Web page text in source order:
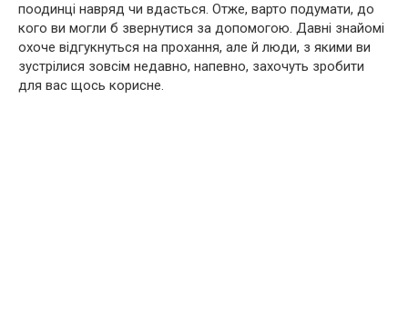
поодинці навряд чи вдасться. Отже, варто подумати, до
кого ви могли б звернутися за допомогою. Давні знайомі
охоче відгукнуться на прохання, але й люди, з якими ви
зустрілися зовсім недавно, напевно, захочуть зробити
для вас щось корисне.